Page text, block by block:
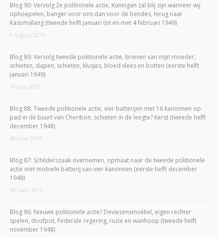
Blog 90: Vervolg 2e politionele actie, Kuningan zal blij zijn wanneer wij
ophoepelen, banger voor ons dan voor de bendes, terug naar
Kasomálang (tweede helft januari tot en met 4 februari 1949)
6 August, 2019
Blog 89: Vervolg tweede politionele actie, brieven van mijn moeder,
schieten, slapen, schieten, klusjes, bloed vlees en botten (eerste helft
januari 1949)
16 July, 2019
Blog 88: Tweede politionele actie, vier batterijen met 16 kanonnen op
pad in de buurt van Cheribon, schieten in de leegte? Kerst (tweede helft
december 1948)
28 June, 2019
Blog 87: Schilderszaak overnemen, opmaat naar de tweede politionele
actie met mobiele batterij van vier kanonnen (eerste helft december
1948)
29 April, 2019
Blog 86: Nieuwe politionele actie? Deviezensmokkel, eigen rechter
spelen, doofpot, Federale regering, ruzie en wanhoop (tweede helft
november 1948)